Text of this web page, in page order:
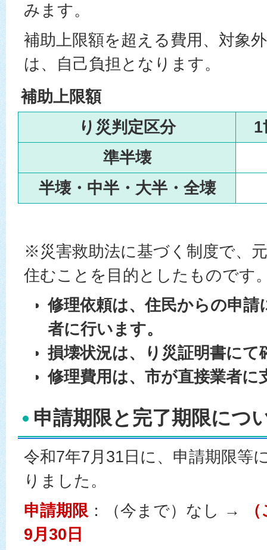
みます。
補助上限額を超える費用、対象
は、自己負担となります。
補助上限額
り災判定区分
1
準半壊
半壊・中半・大半・全壊
※災害救助法に基づく制度で、
住むことを目的としたものです
修理依頼は、住民からの申請
者に行います。
損壊状況は、り災証明書にて
修理費用は、市が直接業者に
申請期限と完了期限につ
令和7年7月31日に、申請期限等
りました。
申請期限 ：（今まで）なし →
9月30日